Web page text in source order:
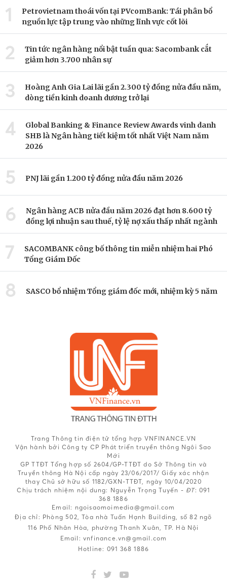
1
Petrovietnam thoái vốn tại PVcomBank: Tái phân bổ
nguồn lực tập trung vào những lĩnh vực cốt lõi
2
Tin tức ngân hàng nổi bật tuần qua: Sacombank cắt
giảm hơn 3.700 nhân sự
3
Hoàng Anh Gia Lai lãi gần 2.300 tỷ đồng nửa đầu năm,
dòng tiền kinh doanh dương trở lại
4
Global Banking & Finance Review Awards vinh danh
SHB là Ngân hàng tiết kiệm tốt nhất Việt Nam năm
2026
5 PNJ lãi gần 1.200 tỷ đồng nửa đầu năm 2026
6
Ngân hàng ACB nửa đầu năm 2026 đạt hơn 8.600 tỷ
đồng lợi nhuận sau thuế, tỷ lệ nợ xấu thấp nhất ngành
7
SACOMBANK công bố thông tin miễn nhiệm hai Phó
Tổng Giám Đốc
8 SASCO bổ nhiệm Tổng giám đốc mới, nhiệm kỳ 5 năm
Trang Thông tin điện tử tổng hợp VNFINANCE.VN
Vận hành bởi Công ty CP Phát triển truyền thông Ngôi Sao
Mới
GP TTĐT Tổng hợp số 2604/GP-TTĐT do Sở Thông tin và
Truyền thông Hà Nội cấp ngày 23/06/2017/ Giấy xác nhận
thay Chủ sở hữu số 1182/GXN-TTĐT, ngày 10/04/2020
Chịu trách nhiệm nội dung: Nguyễn Trọng Tuyến - ĐT: 091
368 1886
Email: ngoisaomoimedia@gmail.com
Địa chỉ: Phòng 502, Tòa nhà Tuấn Hạnh Building, số 82 ngõ
116 Phố Nhân Hòa, phường Thanh Xuân, TP. Hà Nội
Email: vnfinance.vn@gmail.com
Hotline: 091 368 1886